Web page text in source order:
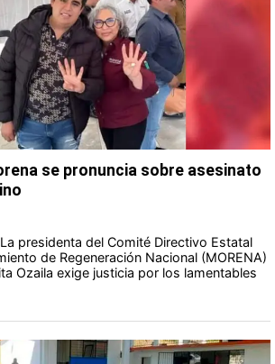
se pronuncia sobre asesinato
presidenta del Comité Directivo Estatal
de Regeneración Nacional (MORENA)
Ozaila exige justicia por los lamentables